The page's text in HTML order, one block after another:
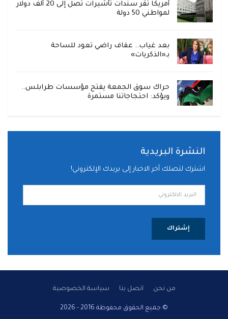
أمريكا تقر سندات تأشيرات تصل إلى 20 ألف دولار
لمواطني 50 دولة
بعد غياب.. عفاف راضي تعود للساحة
بـ«الذكريات»
حراك سوق الجمعة يفتح مؤسسات طرابلس..
ويؤكد: احتجاجاتنا مستمرة
النشرة البريدية
اشترك لتصلك آخر الاخبار إلى بريدك الإلكتروني!
إشتراك
من نحن اتصل بنا سياسة الخصوصية
© جميع الحقوق محفوظة 2016 - 2026